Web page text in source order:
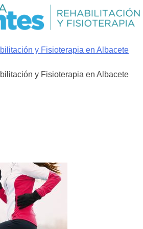
y Fisioterapia en Albacete
y Fisioterapia en Albacete